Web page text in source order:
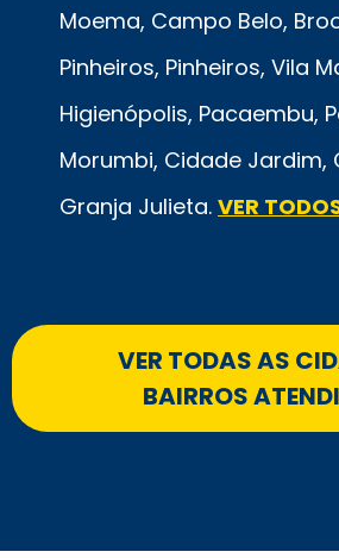
Moema, Campo Belo,
Pinheiros, Pinheiros, Vila
Higienópolis, Pacaembu,
Morumbi, Cidade Jardim,
Granja Julieta. VER
VER TODAS AS
BAIRROS